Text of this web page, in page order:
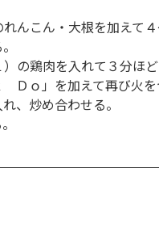
んこん・大根を加えて
の鶏肉を入れて３分ほ
Ｄｏ」を加えて再び火
、炒め合わせる。